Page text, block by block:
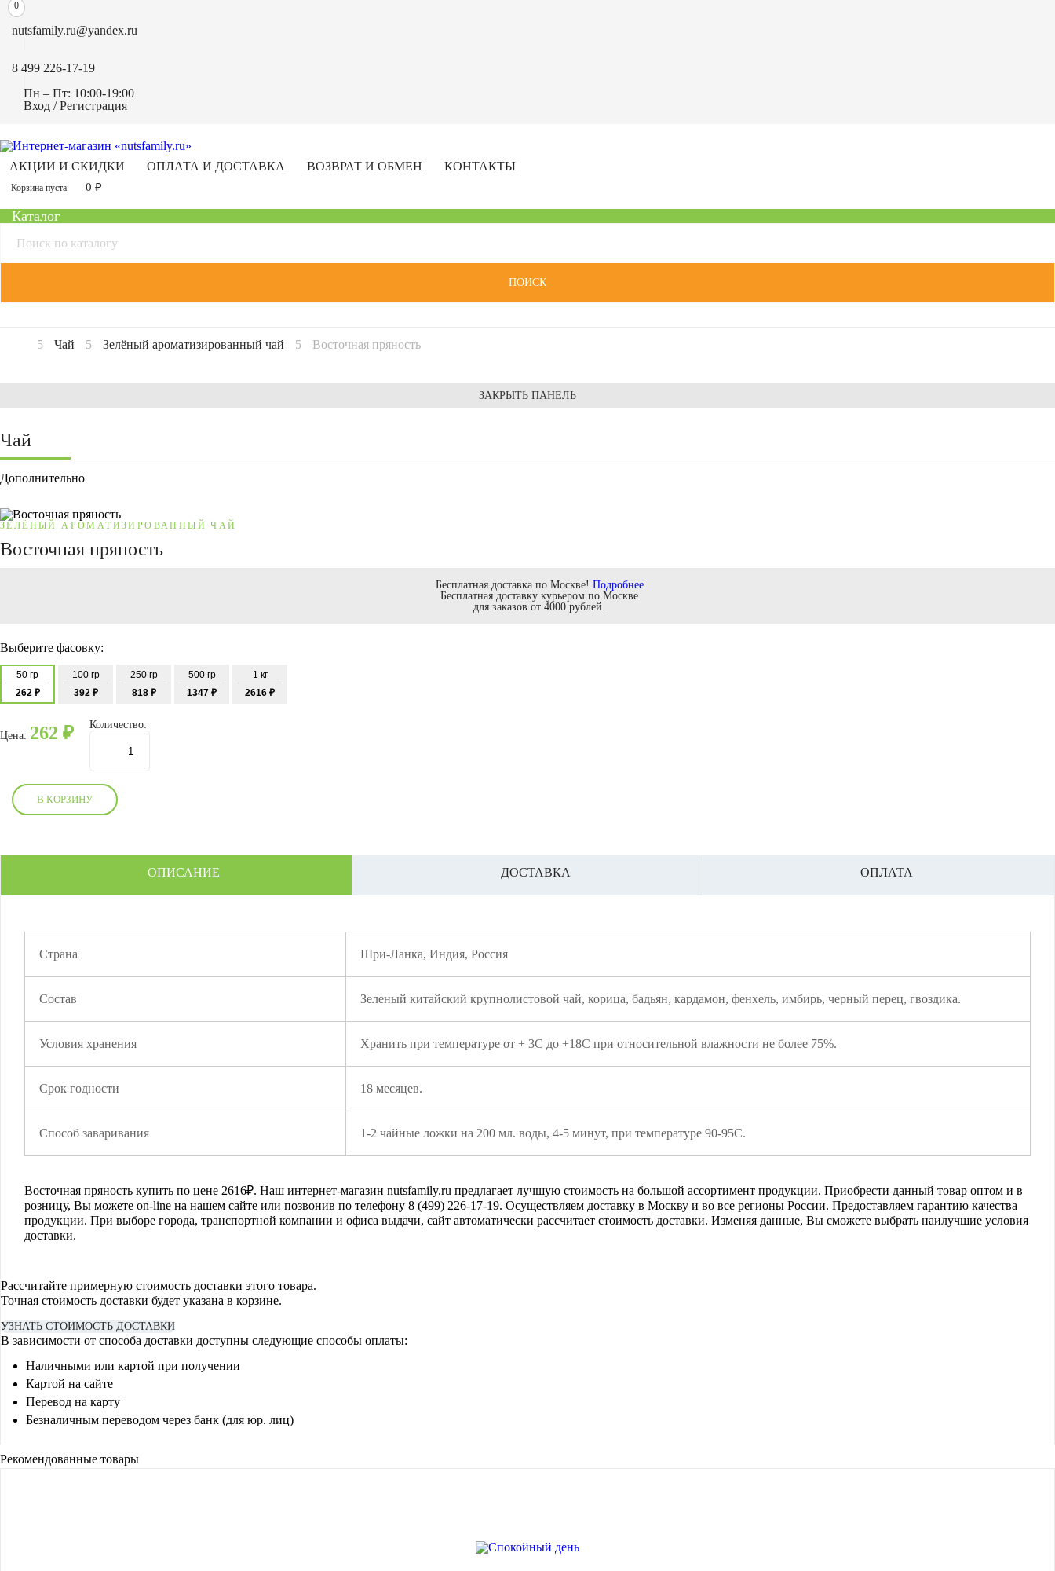
nutsfamily.ru@yandex.ru
8 499 226-17-19
Пн – Пт: 10:00-19:00
Вход / Регистрация
АКЦИИ И СКИДКИ ОПЛАТА И ДОСТАВКА ВОЗВРАТ И ОБМЕН КОНТАКТЫ
Корзина пуста
0
0 ₽
Каталог
ПОИСК
Чай Зелёный ароматизированный чай Восточная пряность
ЗАКРЫТЬ ПАНЕЛЬ
Чай
Дополнительно
ЗЕЛЁНЫЙ АРОМАТИЗИРОВАННЫЙ ЧАЙ
Восточная пряность
Бесплатная доставка по Москве! Подробнее
Бесплатная доставку курьером по Москве
для заказов от 4000 рублей.
Выберите фасовку:
50 гр
262 ₽
100 гр
392 ₽
250 гр
818 ₽
500 гр
1347 ₽
1 кг
2616 ₽
Цена: 262 ₽ Количество:
В КОРЗИНУ
ОПИСАНИЕ ДОСТАВКА ОПЛАТА
Страна Шри-Ланка, Индия, Россия
Состав Зеленый китайский крупнолистовой чай, корица, бадьян, кардамон, фенхель, имбирь, черный перец, гвоздика.
Условия хранения Хранить при температуре от + 3С до +18С при относительной влажности не более 75%.
Срок годности 18 месяцев.
Способ заваривания 1-2 чайные ложки на 200 мл. воды, 4-5 минут, при температуре 90-95C.
Восточная пряность купить по цене 2616₽. Наш интернет-магазин nutsfamily.ru предлагает лучшую стоимость на большой ассортимент продукции. Приобрести данный товар оптом и в
розницу, Вы можете on-line на нашем сайте или позвонив по телефону 8 (499) 226-17-19. Осуществляем доставку в Москву и во все регионы России. Предоставляем гарантию качества
продукции. При выборе города, транспортной компании и офиса выдачи, сайт автоматически рассчитает стоимость доставки. Изменяя данные, Вы сможете выбрать наилучшие условия
доставки.
Рассчитайте примерную стоимость доставки этого товара.
Точная стоимость доставки будет указана в корзине.
УЗНАТЬ СТОИМОСТЬ ДОСТАВКИ
В зависимости от способа доставки доступны следующие способы оплаты:
Наличными или картой при получении
Картой на сайте
Перевод на карту
Безналичным переводом через банк (для юр. лиц)
Рекомендованные товары